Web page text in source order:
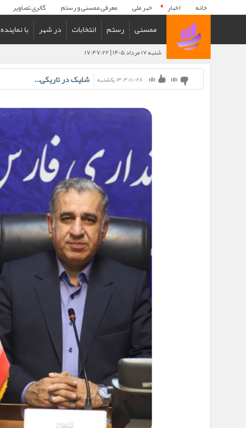
خانه اخبار خبر ملی معرفی ممسنی و رستم گالری تصاویر
ممسنی رستم انتخابات در شهر با نماینده
شنبه ۱۷ مرداد ۱۴۰۵ | ۱۷:۴۷:۲۲
۱۴۰۴/۱۰/۲۸ يكشنبه (
0
) (
0
) شلیک در تاریکی...